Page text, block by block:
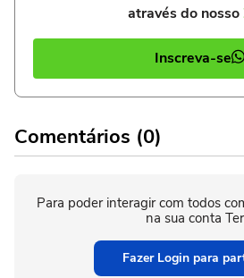
através do nosso
Inscreva-se
Comentários (0)
Para poder interagir com todos
na sua conta
Fazer Login para